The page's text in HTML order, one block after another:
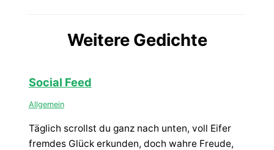
Weitere Gedichte
Social Feed
Allgemein
Täglich scrollst du ganz nach unten, voll Eifer
fremdes Glück erkunden, doch wahre Freude,